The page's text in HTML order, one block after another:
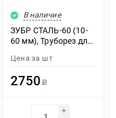
В наличие
ЗУБР СТАЛЬ-60 (10-
60 мм), Труборез для
Цена за шт
2750 Р